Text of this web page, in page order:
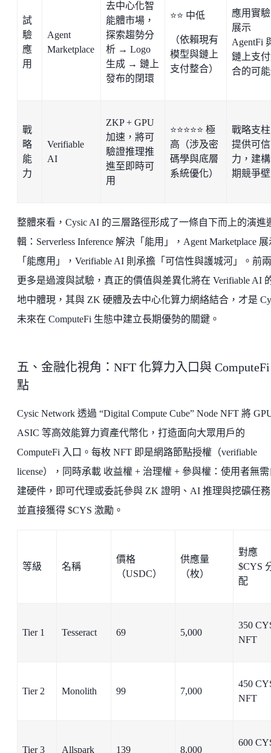
試
驗
應
用
Agent
Marketplace
去中心化智
能體市場，
探索趨勢分
析 → Logo
生成 → 鏈上
發布的閉環
⭐⭐ 中低
（依賴現有
模型與鏈上
支付整合）
應用實
展示
AgentFi
鏈上支
合的可
戰
略
能
力
Verifiable
AI
ZKP + GPU
加速，將可
驗證推理推
進至即時可
用
⭐⭐⭐⭐⭐ 極
高（涉及密
碼學與底層
系統優化）
戰略支
提供可
力，建
期競爭
整體來看，Cysic AI 的三層路徑形成了一條自下而上的演進
輯：Serverless Inference 解決「能用」，Agent Marketplace 展
「能應用」，Verifiable AI 則承擔「可信性與護城河」。前
更多是過渡與試驗，真正的價值與差異化將在 Verifiable AI
地中體現，其與 ZK 硬體及去中心化算力網絡結合，才是
未來在 ComputeFi 生態中建立長期優勢的關鍵。
五、金融化視角：NFT 化算力入口與
點
Cysic Network 透過 “Digital Compute Cube” Node NFT 將
ASIC 等高效能算力資產代幣化，打造面向大眾用戶的
ComputeFi 入口。每枚 NFT 即是網路節點授權（verifiable
license），同時承載 收益權 + 治理權 + 參與權：使用者無
建硬件，即可代理或委託參與 ZK 證明、AI 推理與挖礦任
並直接獲得 $CYS 激勵。
等級 名稱
價格
（USDC）
供應量
（枚）
對應
$CYS
配
Tier 1 Tesseract 69 5,000
350
NFT
Tier 2 Monolith 99 7,000
450
NFT
Tier 3 Allspark 139 8,000
600